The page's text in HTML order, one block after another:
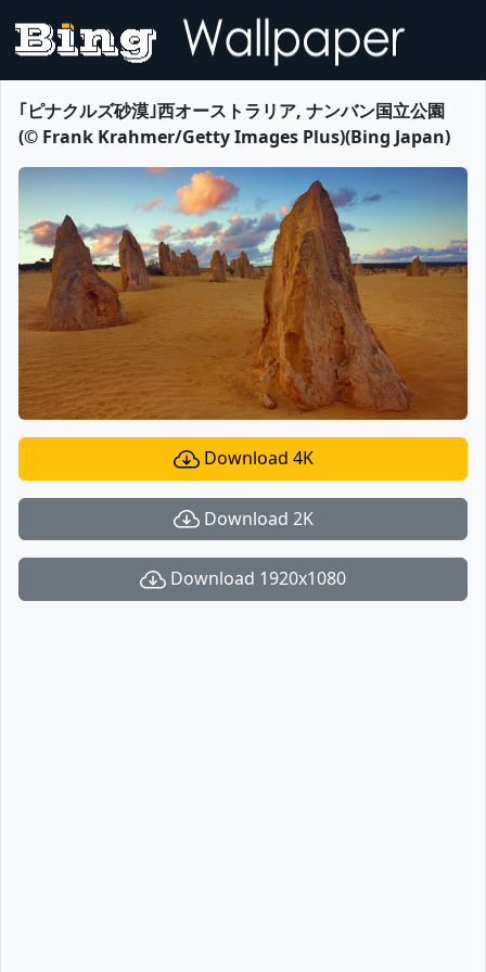
｢ピナクルズ砂漠｣西オーストラリア, ナンバン国立公園
(© Frank Krahmer/Getty Images Plus)(Bing Japan)
Download 4K
Download 2K
Download 1920x1080